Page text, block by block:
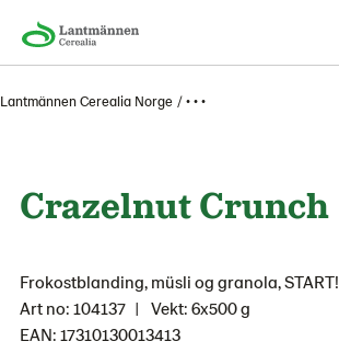
Lantmännen Cerealia Norge • • •
Crazelnut Crunch
Frokostblanding, müsli og granola, START!
Art no: 104137
Vekt: 6x500 g
EAN: 17310130013413